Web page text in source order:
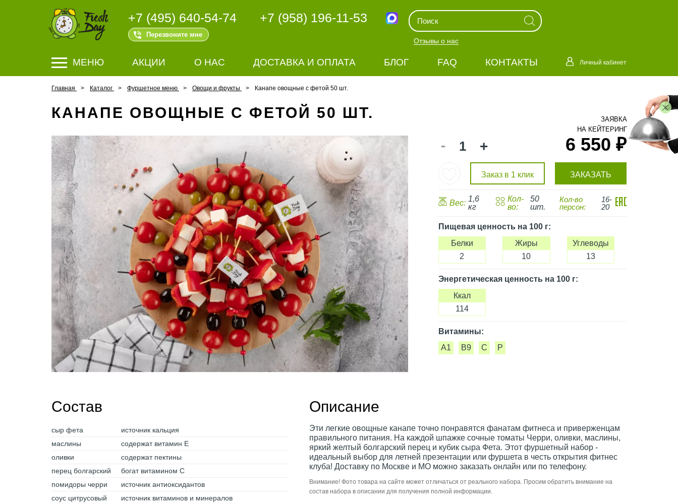
+7 (495) 640-54-74
Перезвоните мне
+7 (958) 196-11-53
Отзывы о нас
МЕНЮ АКЦИИ О НАС ДОСТАВКА И ОПЛАТА БЛОГ FAQ КОНТАКТЫ Личный кабинет
Главная Каталог Фуршетное меню Овощи и фрукты Канапе овощные с фетой 50 шт.
КАНАПЕ ОВОЩНЫЕ С ФЕТОЙ 50 ШТ.
- + 6 550 ₽
Заказ в 1 клик ЗАКАЗАТЬ
Вес: 1,6
кг
Кол-
во:
50
шт.
Кол-во
персон:
16-
20
Пищевая ценностьна 100 г:
Белки
2
Жиры
10
Углеводы
13
Энергетическая ценностьна 100 г:
Ккал
114
Витамины:
A1
B9 C P
Состав
сыр фета
источник кальция
маслины
содержат витамин Е
оливки
содержат пектины
перец болгарский
богат витамином С
помидоры черри
источник антиоксидантов
соус цитрусовый
источник витаминов и минералов
Описание
Эти легкие овощные канапе точно понравятся фанатам фитнеса и приверженцам
правильного питания. На каждой шпажке сочные томаты Черри, оливки, маслины,
яркий желтый болгарский перец и кубик сыра Фета. Этот фуршетный набор -
идеальный выбор для летней презентации или фуршета в честь открытия фитнес
клуба! Доставку по Москве и МО можно заказать онлайн или по телефону.
Внимание! Фото товара на сайте может отличаться от реального набора. Просим обратить внимание на
состав набора в описании для получения полной информации.
ЗАЯВКА
НА КЕЙТЕРИНГ